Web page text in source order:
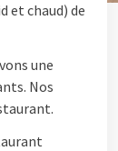
et chaud) de
une
Nos